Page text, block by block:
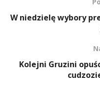
W niedzielę wybory
Kolejni Gruzini